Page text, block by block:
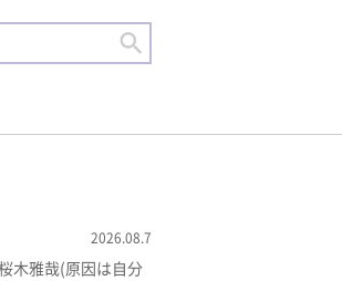
2026.08.7
木雅哉(原因は自分